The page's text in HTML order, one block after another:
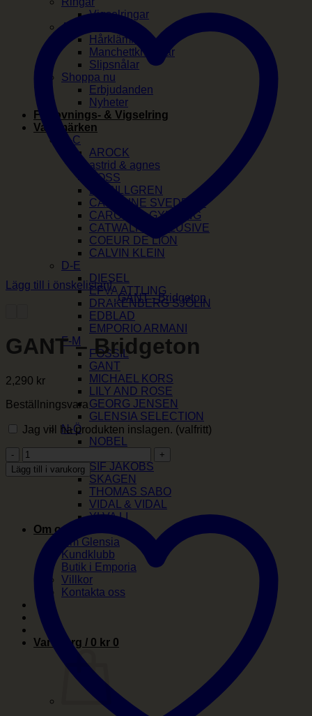
Vigselringar
Accessoarer
Hårklämmor
Manchettknappar
Slipsnålar
Shoppa nu
Erbjudanden
Nyheter
Förlovnings- & Vigselring
Varumärken
A-C
AROCK
astrid & agnes
BOSS
BY BILLGREN
CAROLINE SVEDBOM
CAROLINA GYNNING
CATWALK EXCLUSIVE
COEUR DE LION
CALVIN KLEIN
D-E
DIESEL
EFVA ATTLING
DRAKENBERG SJÖLIN
EDBLAD
EMPORIO ARMANI
F-M
FOSSIL
GANT
MICHAEL KORS
LILY AND ROSE
GEORG JENSEN
GLENSIA SELECTION
N-Ö
NOBEL
SIF JAKOBS
SKAGEN
THOMAS SABO
VIDAL & VIDAL
YLVA LI
Om oss
Om Glensia
Kundklubb
Butik i Emporia
Villkor
Kontakta oss
Varukorg / 0 kr 0
Lägg till i önskelistan!
GANT – Bridgeton
2,290 kr
Beställningsvara
Jag vill ha produkten inslagen. (valfritt)
GANT
-
Bridgeton
Lägg till i varukorg